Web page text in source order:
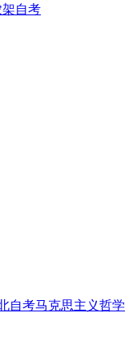
自考
自考马克思主义哲学